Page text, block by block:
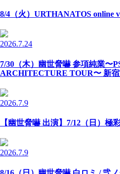
8/4（火）URTHANATOS online
2026.7.24
7/30（木）幽世脅嚇 参項純業〜
ARCHITECTURE TOUR〜 新
2026.7.9
【幽世脅嚇 出演】7/12（日）極
2026.7.9